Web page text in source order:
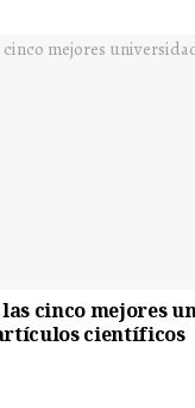
cinco mejores
científicos